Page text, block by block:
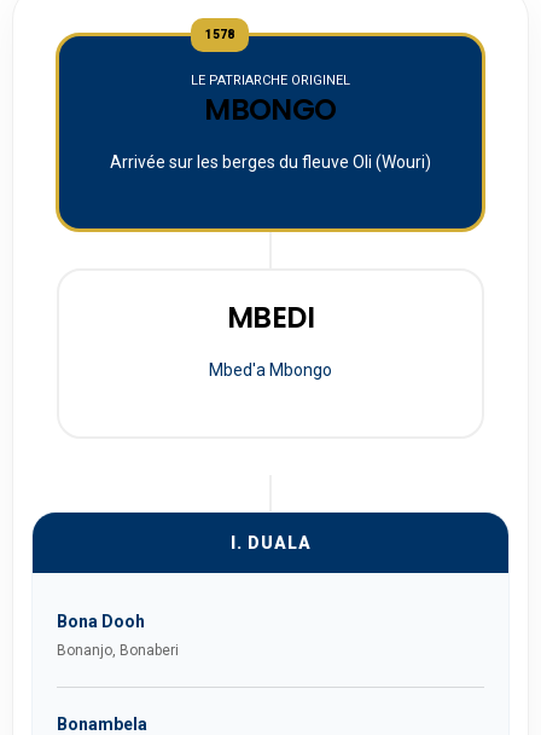
1578
LE PATRIARCHE ORIGINEL
MBONGO
Arrivée sur les berges du fleuve Oli (Wouri)
MBEDI
Mbed'a Mbongo
I. DUALA
Bona Dooh
Bonanjo, Bonaberi
Bonambela